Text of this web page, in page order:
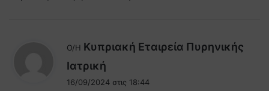
Ο/Η Κυπριακή Εταιρεία Πυρηνικής
Ιατρική
έ
16/09/2024 στις 18:44